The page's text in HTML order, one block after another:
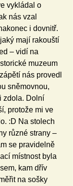
vykládal o
nás vzal
i dovnitř.
mají rakouští
– vidí na
muzeum
nás provedl
sněmovnou,
zdola. Dolní
protože mi ve
:D Na stolech
různé strany –
se pravidelně
místnost byla
kam dřív
na sošky